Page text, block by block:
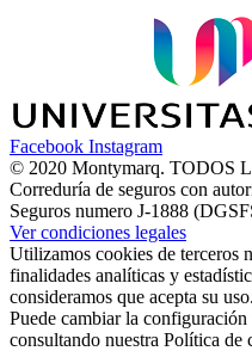
Facebook Instagram
© 2020 Montymarq. TODOS
Correduría de seguros con
Seguros numero J-1888
Ver condiciones legales
Utilizamos cookies de terceros
finalidades analíticas y
consideramos que acepta su uso.
Puede cambiar la
consultando nuestra Política de